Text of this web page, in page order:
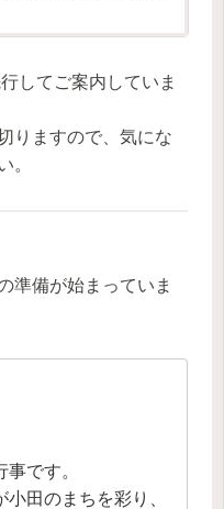
してご案内していま
りますので、気にな
。
準備が始まっていま
です。
田のまちを彩り、